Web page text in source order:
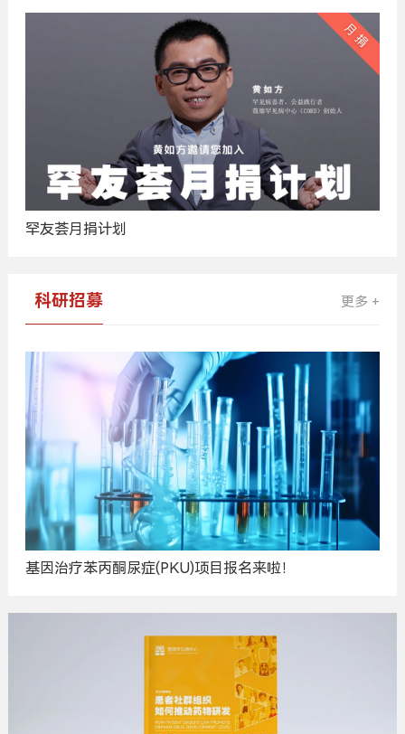
罕友荟月捐计划
科研招募 更多 +
基因治疗苯丙酮尿症(PKU)项目报名来啦！
广